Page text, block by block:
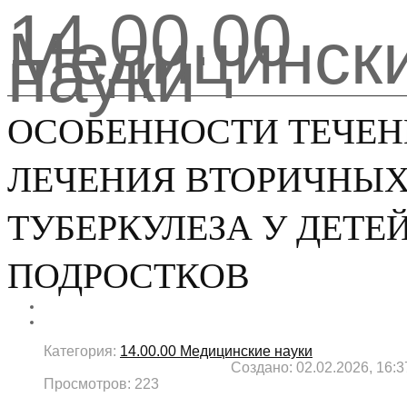
14.00.00
науки
ОСОБЕННОСТИ
ЛЕЧЕНИЯ
ТУБЕРКУЛЕЗА У
ПОДРОСТКОВ
Категория: 14.00.00 Медицинские науки
Создано: 02.02.2026,
Просмотров: 223